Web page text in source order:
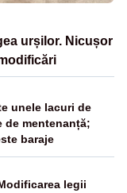
urșilor. Nicușor
unele lacuri de
de mentenanță;
baraje
legii